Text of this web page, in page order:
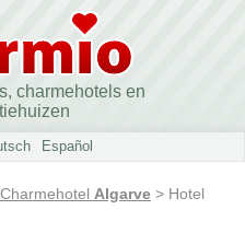
charmehotels en
Español
Charmehotel Algarve > Hotel